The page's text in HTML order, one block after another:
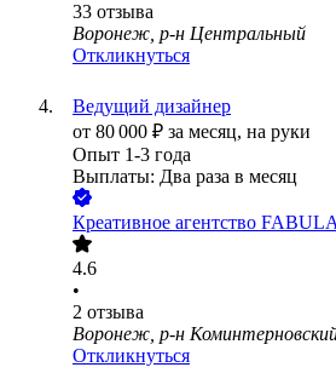
33 отзыва
Воронеж, р-н Центральный
Откликнуться
Ведущий дизайнер
от 80 000 ₽ за месяц, на руки
Опыт 1-3 года
Выплаты: Два раза в месяц
Креативное агентство FABULA
4.6
•
2 отзыва
Воронеж, р-н
Откликнуться